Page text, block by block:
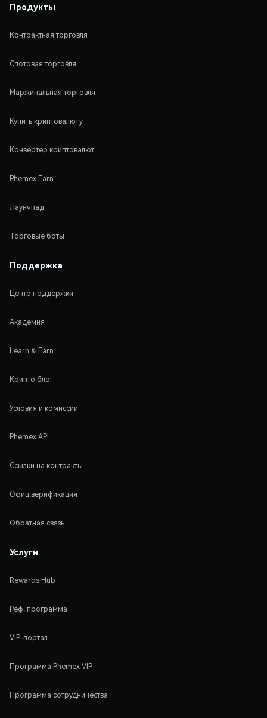
Продукты
Контрактная торговля
Спотовая торговля
Маржинальная торговля
Купить криптовалюту
Конвертер криптовалют
Phemex Earn
Лаунчпад
Торговые боты
Поддержка
Центр поддержки
Академия
Learn & Earn
Крипто блог
Условия и комиссии
Phemex API
Ссылки на контракты
Офиц.верификация
Обратная связь
Услуги
Rewards Hub
Реф. программа
VIP-портал
Программа Phemex VIP
Программа сотрудничества